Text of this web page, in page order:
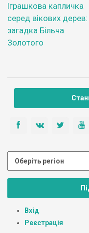
Іграшкова капличка
серед вікових дерев:
загадка Більча
Золотого
Вхід
Реєстрація